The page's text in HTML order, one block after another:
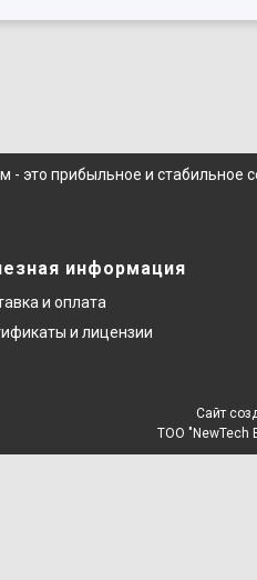
это прибыльное и стабильное
информация
и оплата
и лицензии
Сайт